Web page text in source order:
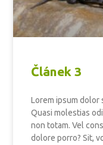
Článek 3
Lorem ipsum dolor
Quasi molestias
non totam. Vel
dolore porro? Sit,